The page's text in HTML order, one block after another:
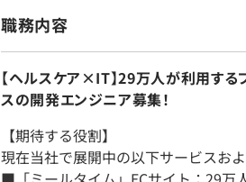
職務内容
【ヘルスケア×IT】29万人が利用する
スの開発エンジニア募集！
【期待する役割】
現在当社で展開中の以下サービスお